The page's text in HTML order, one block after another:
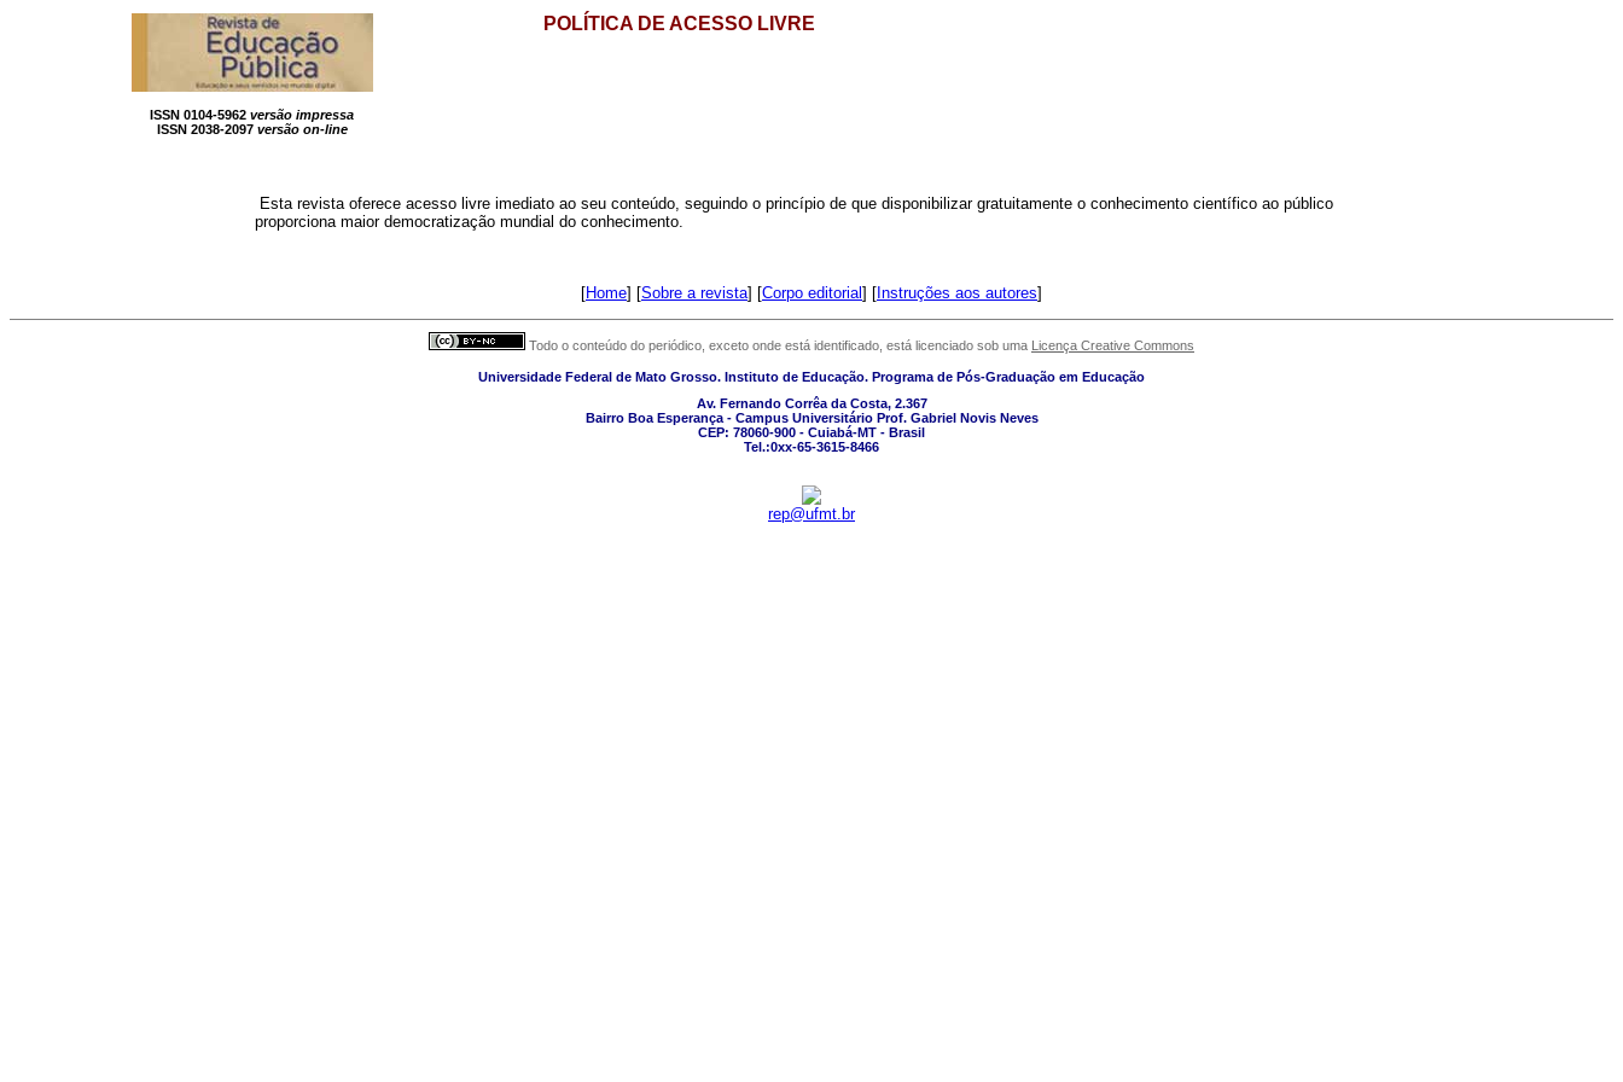
ISSN 0104-5962 versão impressa
ISSN 2038-2097versão on-line
POLÍTICA DE ACESSO LIVRE
Esta revista oferece acesso livre imediato ao seu conteúdo, seguindo o princípio de que disponibilizar gratuitamente o conhecimento científico ao público
proporciona maior democratização mundial do conhecimento.
[Home] [Sobre a revista] [Corpo editorial] [ Instruções aos autores]
Todo o conteúdo do periódico, exceto onde está identificado, está licenciado sob uma Licença Creative Commons
Universidade Federal de Mato Grosso. Instituto de Educação. Programa de Pós-Graduação em Educação
Av. Fernando Corrêa da Costa, 2.367
Bairro Boa Esperança - Campus Universitário Prof. Gabriel Novis Neves
CEP: 78060-900 - Cuiabá-MT - Brasil
Tel.:0xx-65-3615-8466
rep@ufmt.br